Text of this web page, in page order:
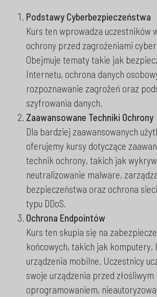
Podstawy Cyberbezpieczeństwa
Kurs ten wprowadza uczestników
ochrony przed zagrożeniami
Obejmuje tematy takie jak
Internetu, ochrona danych
rozpoznawanie zagrożeń oraz
szyfrowania danych.
Zaawansowane Techniki Ochrony
Dla bardziej zaawansowanych
oferujemy kursy dotyczące
technik ochrony, takich jak
neutralizowanie malware,
bezpieczeństwa oraz ochrona
typu DDoS.
Ochrona Endpointów
Kurs ten skupia się na
końcowych, takich jak komputery,
urządzenia mobilne. Uczestnicy
swoje urządzenia przed złośliwym
oprogramowaniem,